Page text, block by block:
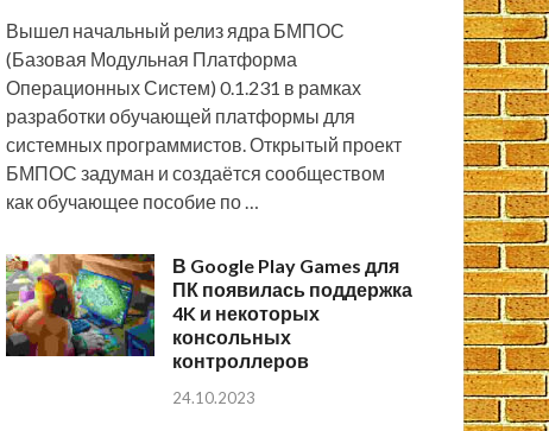
Вышел начальный релиз ядра БМПОС
(Базовая Модульная Платформа
Операционных Систем) 0.1.231 в рамках
разработки обучающей платформы для
системных программистов. Открытый проект
БМПОС задуман и создаётся сообществом
как обучающее пособие по …
В Google Play Games для
ПК появилась поддержка
4K и некоторых
консольных
контроллеров
24.10.2023